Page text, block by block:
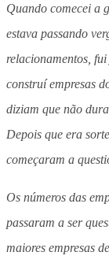
Quando comecei a
estava passando
relacionamentos,
construí empresas
diziam que não
Depois que era
começaram a
Os números das
passaram a ser
maiores empresas